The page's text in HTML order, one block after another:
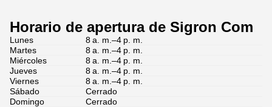
Horario de apertura de Sigron Com
Lunes
8 a. m.–4 p. m.
Martes
8 a. m.–4 p. m.
Miércoles
8 a. m.–4 p. m.
Jueves
8 a. m.–4 p. m.
Viernes
8 a. m.–4 p. m.
Sábado
Cerrado
Domingo
Cerrado